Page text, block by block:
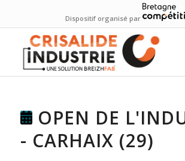
Dispositif organisé par
OPEN DE
- CARHAIX (29)